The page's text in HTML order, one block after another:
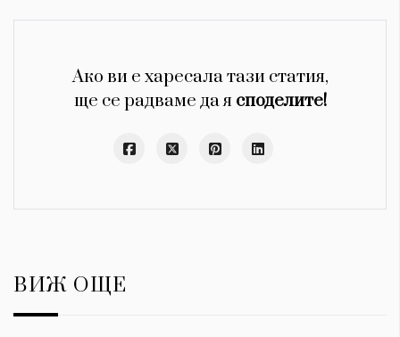
Ако ви е харесала тази статия,
ще се радваме да я споделите!
ВИЖ ОЩЕ